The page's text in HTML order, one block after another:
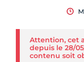
Attention, cet
depuis le 28/
contenu soit